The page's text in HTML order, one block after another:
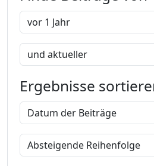
Ergebnisse